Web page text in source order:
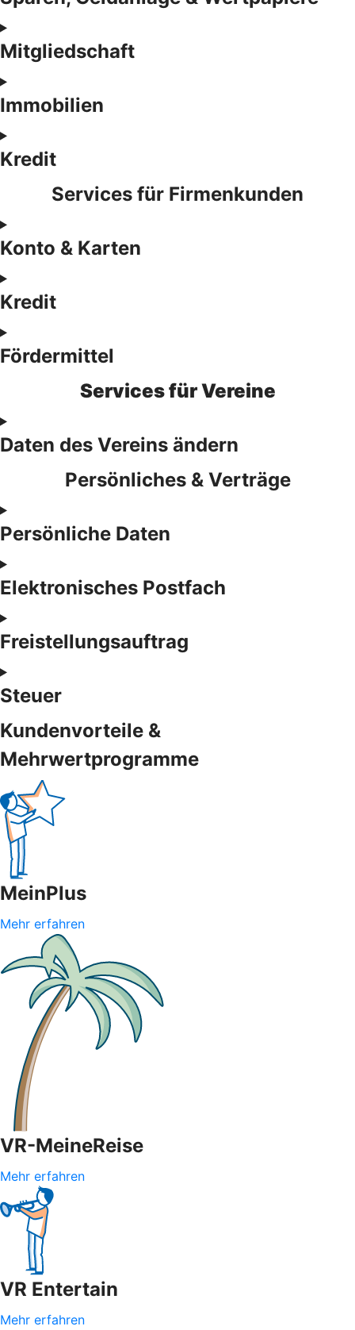
Mitgliedschaft
Immobilien
Kredit
Services für Firmenkunden
Konto & Karten
Kredit
Fördermittel
Services für Vereine
Daten des Vereins ändern
Persönliches & Verträge
Persönliche Daten
Elektronisches Postfach
Freistellungsauftrag
Steuer
Kundenvorteile &
Mehrwertprogramme
MeinPlus
Mehr erfahren
VR-MeineReise
Mehr erfahren
VR Entertain
Mehr erfahren